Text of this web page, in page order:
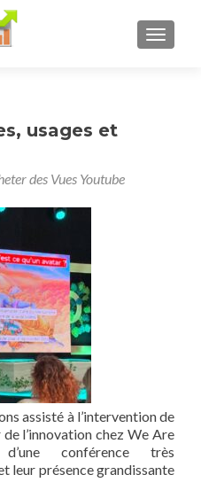
usages et
des Vues Youtube
assisté à l’intervention de
l’innovation chez We Are
conférence très
leur présence grandissante